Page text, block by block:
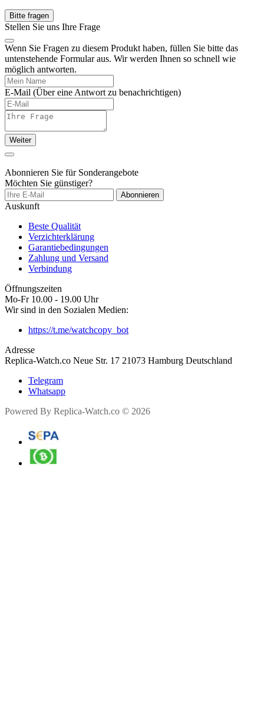
Bitte fragen
Stellen Sie uns Ihre Frage
Wenn Sie Fragen zu diesem Produkt haben, füllen Sie bitte das
untenstehende Formular aus. Wir werden Ihnen so schnell wie
möglich antworten.
E-Mail (Über eine Antwort zu benachrichtigen)
Weiter
Abonnieren Sie für Sonderangebote
Möchten Sie günstiger?
Abonnieren
Auskunft
Beste Qualität
Verzichterklärung
Garantiebedingungen
Zahlung und Versand
Verbindung
Öffnungszeiten
Mo-Fr 10.00 - 19.00 Uhr
Wir sind in den Sozialen Medien:
https://t.me/watchcopy_bot
Adresse
Replica-Watch.co Neue Str. 17 21073 Hamburg Deutschland
Telegram
Whatsapp
Powered By Replica-Watch.co © 2026